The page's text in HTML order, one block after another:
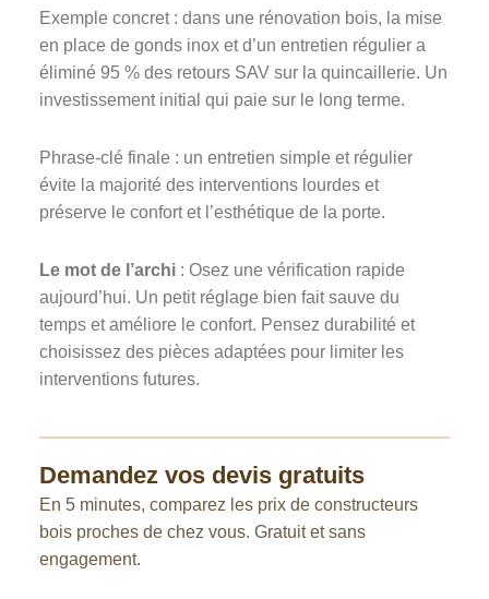
Exemple concret : dans une rénovation bois, la mise
en place de gonds inox et d’un entretien régulier a
éliminé 95 % des retours SAV sur la quincaillerie. Un
investissement initial qui paie sur le long terme.
Phrase-clé finale : un entretien simple et régulier
évite la majorité des interventions lourdes et
préserve le confort et l’esthétique de la porte.
Le mot de l’archi : Osez une vérification rapide
aujourd’hui. Un petit réglage bien fait sauve du
temps et améliore le confort. Pensez durabilité et
choisissez des pièces adaptées pour limiter les
interventions futures.
Demandez vos devis gratuits
En 5 minutes, comparez les prix de constructeurs
bois proches de chez vous. Gratuit et sans
engagement.